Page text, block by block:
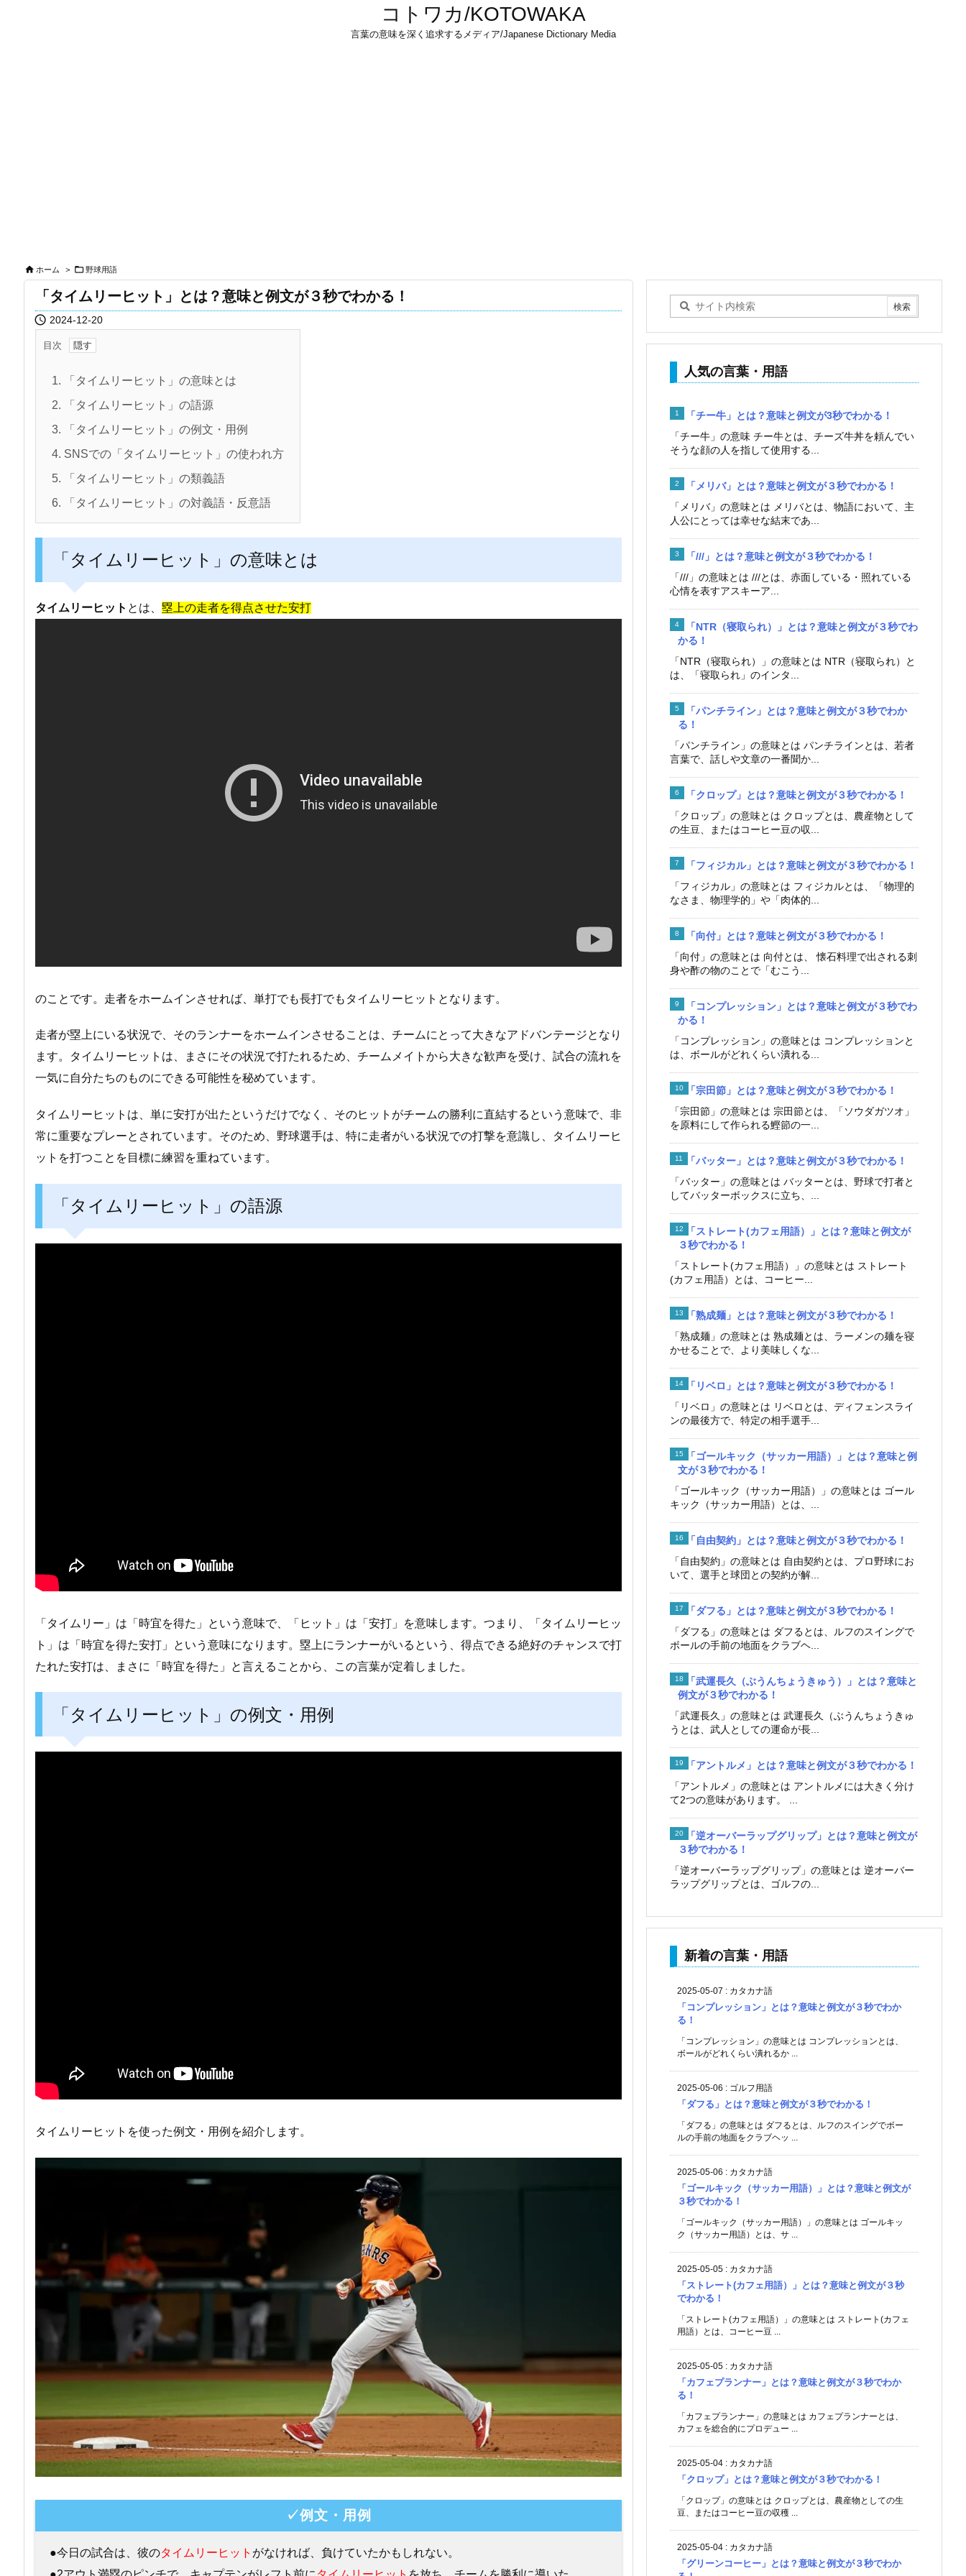
コトワカ/KOTOWAKA
言葉の意味を深く追求するメディア/Japanese Dictionary Media
 ホーム >  野球用語
「タイムリーヒット」とは？意味と例文が３秒でわかる！
 2024-12-20
目次
1. 「タイムリーヒット」の意味とは
2. 「タイムリーヒット」の語源
3. 「タイムリーヒット」の例文・用例
4. SNSでの「タイムリーヒット」の使われ方
5. 「タイムリーヒット」の類義語
6. 「タイムリーヒット」の対義語・反意語
「タイムリーヒット」の意味とは
タイムリーヒット とは、 塁上の走者を得点させた安打
のことです。走者をホームインさせれば、単打でも長打でもタイムリーヒットとなります。
走者が塁上にいる状況で、そのランナーをホームインさせることは、チームにとって大きなアドバンテージとなり
ます。タイムリーヒットは、まさにその状況で打たれるため、チームメイトから大きな歓声を受け、試合の流れを
一気に自分たちのものにできる可能性を秘めています。
タイムリーヒットは、単に安打が出たというだけでなく、そのヒットがチームの勝利に直結するという意味で、非
常に重要なプレーとされています。そのため、野球選手は、特に走者がいる状況での打撃を意識し、タイムリーヒ
ットを打つことを目標に練習を重ねています。
「タイムリーヒット」の語源
「タイムリー」は「時宜を得た」という意味で、「ヒット」は「安打」を意味します。つまり、「タイムリーヒッ
ト」は「時宜を得た安打」という意味になります。塁上にランナーがいるという、得点できる絶好のチャンスで打
たれた安打は、まさに「時宜を得た」と言えることから、この言葉が定着しました。
「タイムリーヒット」の例文・用例
タイムリーヒットを使った例文・用例を紹介します。
✓例文・用例
●今日の試合は、彼のタイムリーヒット がなければ、負けていたかもしれない。
人気の言葉・用語
「チー牛」とは？意味と例文が3秒でわかる！
「チー牛」の意味 チー牛とは、チーズ牛丼を頼んでい
そうな顔の人を指して使用する...
「メリバ」とは？意味と例文が３秒でわかる！
「メリバ」の意味とは メリバとは、物語において、主
人公にとっては幸せな結末であ...
「///」とは？意味と例文が３秒でわかる！
「///」の意味とは ///とは、赤面している・照れている
心情を表すアスキーア...
「NTR（寝取られ）」とは？意味と例文が３秒でわ
かる！
「NTR（寝取られ）」の意味とは NTR（寝取られ）と
は、「寝取られ」のインタ...
「パンチライン」とは？意味と例文が３秒でわか
る！
「パンチライン」の意味とは パンチラインとは、若者
言葉で、話しや文章の一番聞か...
「クロップ」とは？意味と例文が３秒でわかる！
「クロップ」の意味とは クロップとは、農産物として
の生豆、またはコーヒー豆の収...
「フィジカル」とは？意味と例文が３秒でわかる！
「フィジカル」の意味とは フィジカルとは、「物理的
なさま、物理学的」や「肉体的...
「向付」とは？意味と例文が３秒でわかる！
「向付」の意味とは 向付とは、 懐石料理で出される刺
身や酢の物のことで「むこう...
「コンプレッション」とは？意味と例文が３秒でわ
かる！
「コンプレッション」の意味とは コンプレッションと
は、ボールがどれくらい潰れる...
「宗田節」とは？意味と例文が３秒でわかる！
「宗田節」の意味とは 宗田節とは、「ソウダガツオ」
を原料にして作られる鰹節の一...
「バッター」とは？意味と例文が３秒でわかる！
「バッター」の意味とは バッターとは、野球で打者と
してバッターボックスに立ち、...
「ストレート(カフェ用語）」とは？意味と例文が
３秒でわかる！
「ストレート(カフェ用語）」の意味とは ストレート
(カフェ用語）とは、コーヒー...
「熟成麺」とは？意味と例文が３秒でわかる！
「熟成麺」の意味とは 熟成麺とは、ラーメンの麺を寝
かせることで、より美味しくな...
「リベロ」とは？意味と例文が３秒でわかる！
「リベロ」の意味とは リベロとは、ディフェンスライ
ンの最後方で、特定の相手選手...
「ゴールキック（サッカー用語）」とは？意味と例
文が３秒でわかる！
「ゴールキック（サッカー用語）」の意味とは ゴール
キック（サッカー用語）とは、...
「自由契約」とは？意味と例文が３秒でわかる！
「自由契約」の意味とは 自由契約とは、プロ野球にお
いて、選手と球団との契約が解...
「ダフる」とは？意味と例文が３秒でわかる！
「ダフる」の意味とは ダフるとは、ルフのスイングで
ボールの手前の地面をクラブヘ...
「武運長久（ぶうんちょうきゅう）」とは？意味と
例文が３秒でわかる！
「武運長久」の意味とは 武運長久（ぶうんちょうきゅ
うとは、武人としての運命が長...
「アントルメ」とは？意味と例文が３秒でわかる！
「アントルメ」の意味とは アントルメには大きく分け
て2つの意味があります。 ...
「逆オーバーラップグリップ」とは？意味と例文が
３秒でわかる！
「逆オーバーラップグリップ」の意味とは 逆オーバー
ラップグリップとは、ゴルフの...
新着の言葉・用語
2025-05-07 : カタカナ語
「コンプレッション」とは？意味と例文が３秒でわか
る！
「コンプレッション」の意味とは コンプレッションとは、
ボールがどれくらい潰れるか ...
2025-05-06 : ゴルフ用語
「ダフる」とは？意味と例文が３秒でわかる！
「ダフる」の意味とは ダフるとは、ルフのスイングでボー
ルの手前の地面をクラブヘッ ...
2025-05-06 : カタカナ語
「ゴールキック（サッカー用語）」とは？意味と例文が
３秒でわかる！
「ゴールキック（サッカー用語）」の意味とは ゴールキッ
ク（サッカー用語）とは、サ ...
2025-05-05 : カタカナ語
「ストレート(カフェ用語）」とは？意味と例文が３秒
でわかる！
「ストレート(カフェ用語）」の意味とは ストレート(カフェ
用語）とは、コーヒー豆 ...
2025-05-05 : カタカナ語
「カフェプランナー」とは？意味と例文が３秒でわか
る！
「カフェプランナー」の意味とは カフェプランナーとは、
カフェを総合的にプロデュー ...
2025-05-04 : カタカナ語
「クロップ」とは？意味と例文が３秒でわかる！
「クロップ」の意味とは クロップとは、農産物としての生
豆、またはコーヒー豆の収穫 ...
2025-05-04 : カタカナ語
「グリーンコーヒー」とは？意味と例文が３秒でわか